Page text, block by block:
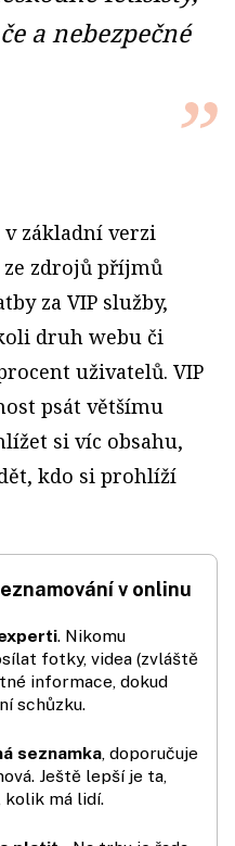
a nebezpečné
základní verzi
zdrojů příjmů
za VIP služby,
druh webu či
uživatelů. VIP
psát většímu
si víc obsahu,
kdo si prohlíží
v onlinu
. Nikomu
fotky, videa (zvláště
informace, dokud
schůzku.
se­znamka, doporučuje
Ještě lepší je ta,
má lidí.